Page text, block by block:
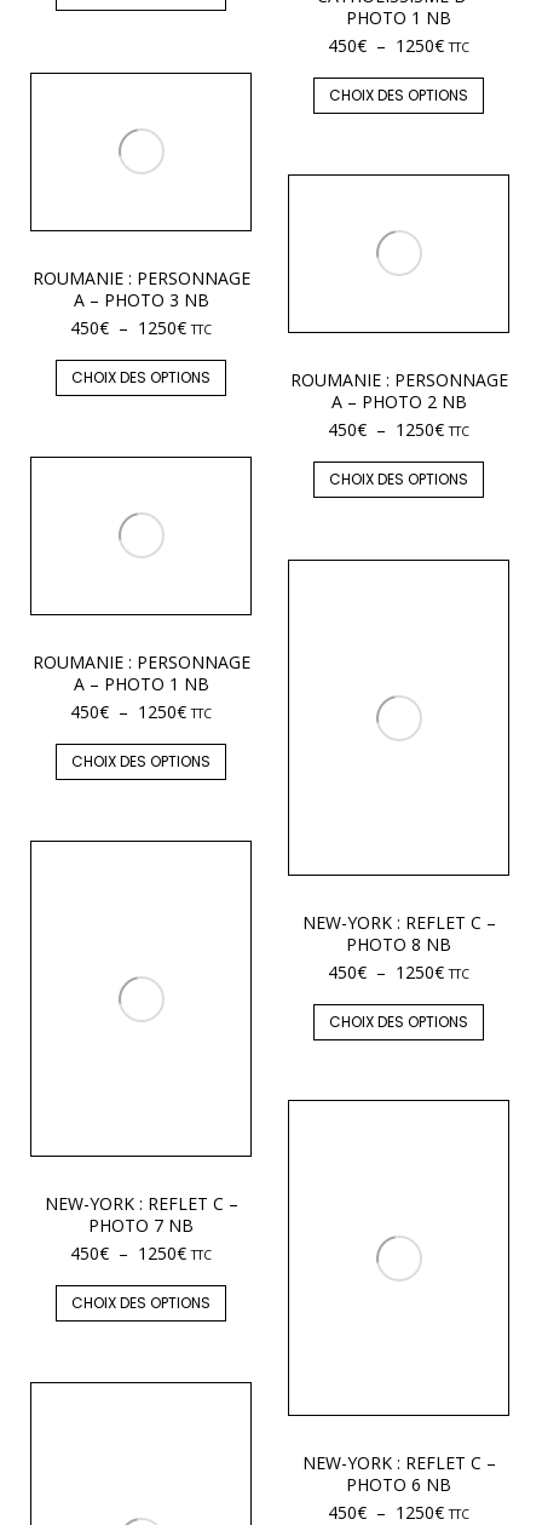
PHOTO 1 NB
450€ – 1250€ TTC
CHOIX DES OPTIONS
ROUMANIE : PERSONNAGE
A – PHOTO 3 NB
450€ – 1250€ TTC
CHOIX DES OPTIONS
ROUMANIE : PERSONNAGE
A – PHOTO 2 NB
450€ – 1250€ TTC
CHOIX DES OPTIONS
ROUMANIE : PERSONNAGE
A – PHOTO 1 NB
450€ – 1250€ TTC
CHOIX DES OPTIONS
NEW-YORK : REFLET C –
PHOTO 8 NB
450€ – 1250€ TTC
CHOIX DES OPTIONS
NEW-YORK : REFLET C –
PHOTO 7 NB
450€ – 1250€ TTC
CHOIX DES OPTIONS
NEW-YORK : REFLET C –
PHOTO 6 NB
450€ – 1250€ TTC